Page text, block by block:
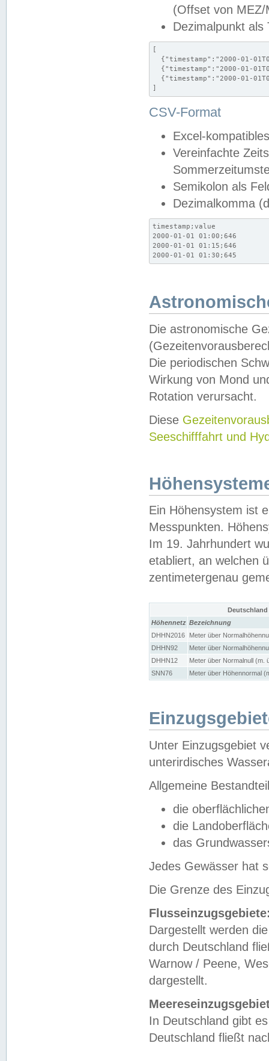
(Offset von MEZ/
Dezimalpunkt als
[
{"timestamp":"2000-01-
{"timestamp":"2000-01-
{"timestamp":"2000-01-
]
CSV-Format
Excel-
Vereinfachte
Semikolon als
Dezimalkomma
timestamp;value
2000-01-01 01:00;646
2000-01-01 01:15;646
2000-01-01 01:30;645
Die astronomische
Die periodischen
Wirkung von Mond
Rotation verursacht.
Diese
Seeschifffahrt und
Ein Höhensystem ist
Messpunkten.
Im 19. Jahrhundert
etabliert, an welchen
zentimetergenau
Höhennetz Bezeichnung
DHHN2016
Meter über
DHHN92
Meter über
DHHN12
Meter über Normalnull (m.
SNN76
Meter über Höhennormal
Unter Einzugsgebiet
unterirdisches
Allgemeine
die
die
das
Jedes Gewässer hat
Die Grenze des
Dargestellt werden
durch Deutschland
Warnow / Peene,
dargestellt.
In Deutschland gibt
Deutschland fließt